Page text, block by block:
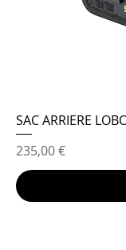
SAC ARRIERE
Prix
235,00 €